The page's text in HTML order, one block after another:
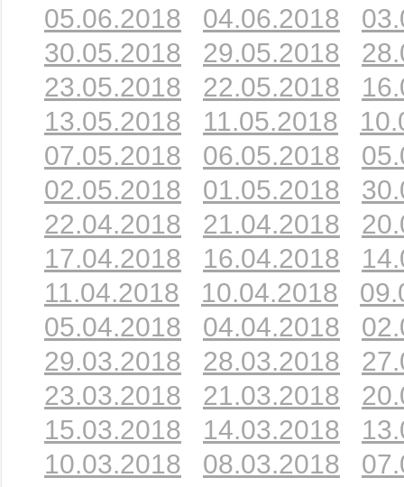
05.06.2018
04.06.2018
30.05.2018
29.05.2018
23.05.2018
22.05.2018
13.05.2018
11.05.2018
07.05.2018
06.05.2018
02.05.2018
01.05.2018
22.04.2018
21.04.2018
17.04.2018
16.04.2018
11.04.2018
10.04.2018
05.04.2018
04.04.2018
29.03.2018
28.03.2018
23.03.2018
21.03.2018
15.03.2018
14.03.2018
10.03.2018
08.03.2018